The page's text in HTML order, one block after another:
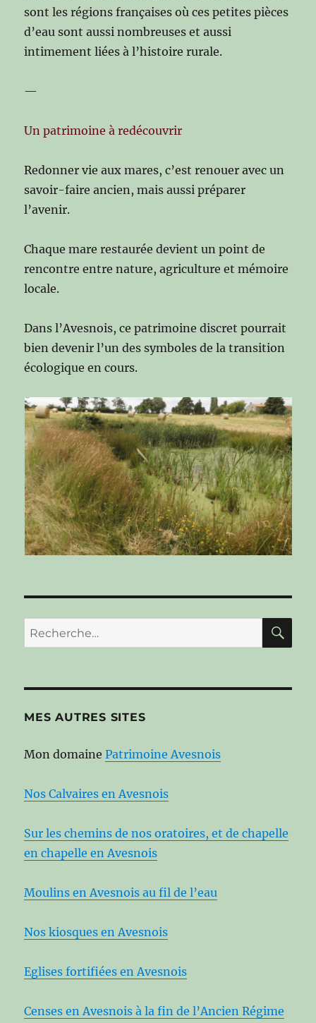
sont les régions françaises où ces petites pièces
d’eau sont aussi nombreuses et aussi
intimement liées à l’histoire rurale.
—
Un patrimoine à redécouvrir
Redonner vie aux mares, c’est renouer avec un
savoir-faire ancien, mais aussi préparer
l’avenir.
Chaque mare restaurée devient un point de
rencontre entre nature, agriculture et mémoire
locale.
Dans l’Avesnois, ce patrimoine discret pourrait
bien devenir l’un des symboles de la transition
écologique en cours.
Recherche
pour :
MES AUTRES SITES
Mon domainePatrimoine Avesnois
Nos Calvaires en Avesnois
Sur les chemins de nos oratoires, et de chapelle
en chapelle en Avesnois
Moulins en Avesnois au fil de l’eau
Nos kiosques en Avesnois
Eglises fortifiées en Avesnois
Censes en Avesnois à la fin de l’Ancien Régime